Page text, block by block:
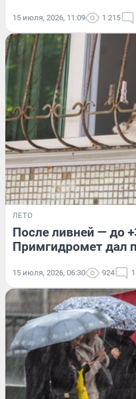
15 июля, 2026, 11:09 1 215
ЛЕТО
После ливней — до
Примгидромет дал
15 июля, 2026, 06:30 924 1